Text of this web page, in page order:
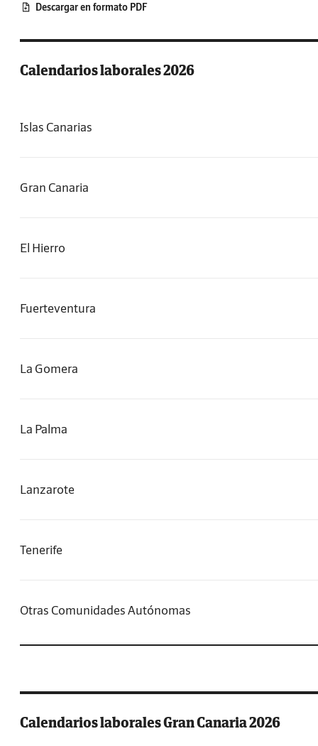
Descargar en formato PDF
Calendarios laborales 2026
Islas Canarias
Gran Canaria
El Hierro
Fuerteventura
La Gomera
La Palma
Lanzarote
Tenerife
Otras Comunidades Autónomas
Calendarios laborales Gran Canaria 2026